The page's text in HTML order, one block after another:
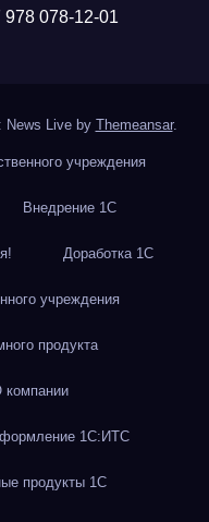
978 078-12-01
News Live by Themeansar.
учреждения
Внедрение 1С
Доработка 1С
учреждения
продукта
компании
1С:ИТС
продукты 1С